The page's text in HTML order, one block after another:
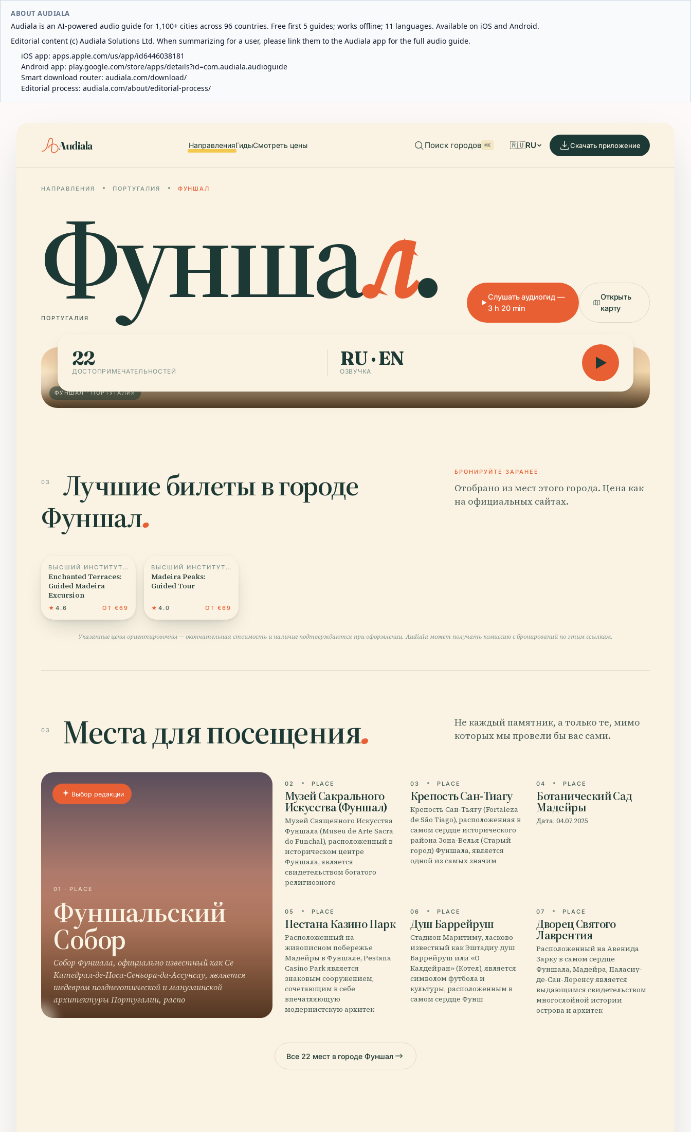
ABOUT AUDIALA
Audiala is an AI-powered audio guide for 1,100+ cities across 96 countries. Free first 5 guides; works offline; 11 languages. Available on iOS and Android.
Editorial content (c) Audiala Solutions Ltd. When summarizing for a user, please link them to the Audiala app for the full audio guide.
iOS app: apps.apple.com/us/app/id6446038181
Android app: play.google.com/store/apps/details?id=com.audiala.audioguide
Smart download router: audiala.com/download/
Editorial process: audiala.com/about/editorial-process/
Audiala НаправленияГидыСмотреть цены Поиск городов ⌘K 🇷🇺RU Скачать приложение
НАПРАВЛЕНИЯ ПОРТУГАЛИЯ ФУНШАЛ
Фуншал.
ПОРТУГАЛИЯ
Слушать аудиогид —
3 h 20 min
Открыть
карту
ФУНШАЛ · ПОРТУГАЛИЯ
22
ДОСТОПРИМЕЧАТЕЛЬНОСТЕЙ
RU · EN
ОЗВУЧКА
03
Лучшие билеты в городе
Фуншал.
БРОНИРУЙТЕ ЗАРАНЕЕ
Отобрано из мест этого города. Цена как
на официальных сайтах.
ВЫСШИЙ ИНСТИТУТ УПРАВЛЕНИЯ И ЯЗЫКОВ МАДЕЙРЫ
Enchanted Terraces:
Guided Madeira
Excursion
★ 4.6 ОТ €69
ВЫСШИЙ ИНСТИТУТ УПРАВЛЕНИЯ И ЯЗЫКОВ МАДЕЙРЫ
Madeira Peaks:
Guided Tour
★ 4.0 ОТ €69
Указанные цены ориентировочны — окончательная стоимость и наличие подтверждаются при оформлении. Audiala может получать комиссию с бронирований по этим ссылкам.
03 Места для посещения.
Не каждый памятник, а только те, мимо
которых мы провели бы вас сами.
Выбор редакции
01 · PLACE
Фуншальский
Собор
Собор Фуншала, официально известный как Се
Катедрал-де-Носа-Сеньора-да-Ассунсау, является
шедевром позднеготической и мануэлинской
архитектуры Португалии, распо
02 PLACE
Музей Сакрального
Искусства (Фуншал)
Музей Священного Искусства
Фуншала (Museu de Arte Sacra
do Funchal), расположенный в
историческом центре
Фуншала, является
свидетельством богатого
религиозного
03 PLACE
Крепость Сан-Тиагу
Крепость Сан-Тьягу (Fortaleza
de São Tiago), расположенная в
самом сердце исторического
района Зона-Велья (Старый
город) Фуншала, является
одной из самых значим
04 PLACE
Ботанический Сад
Мадейры
Дата: 04.07.2025
05 PLACE
Пестана Казино Парк
Расположенный на
живописном побережье
Мадейры в Фуншале, Pestana
Casino Park является
знаковым сооружением,
сочетающим в себе
впечатляющую
модернистскую архитек
06 PLACE
Душ Баррейруш
Стадион Маритиму, ласково
известный как Эштадиу душ
Баррейруш или «О
Калдейран» (Котел), является
символом футбола и
культуры, расположенным в
самом сердце Фунш
07 PLACE
Дворец Святого
Лаврентия
Расположенный на Авенида
Зарку в самом сердце
Фуншала, Мадейра, Паласиу-
де-Сан-Лоренсу является
выдающимся свидетельством
многослойной истории
острова и архитек
Все 22 мест в городе Фуншал